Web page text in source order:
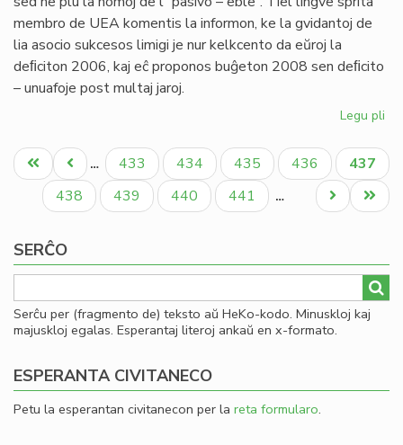
membro de UEA komentis la informon, ke la gvidantoj de
lia asocio sukcesos limigi je nur kelkcento da eŭroj la
deﬁciton 2006, kaj eĉ proponos buĝeton 2008 sen deﬁcito
– unuafoje post multaj jaroj.
Legu pli
Pagination
Unua
paĝo
Antaŭa
paĝo
… Paĝo
433 Paĝo
434 Paĝo
435 Paĝo
436
Aktuala
paĝo
437
Paĝo
438 Paĝo
439 Paĝo
440 Paĝo
441 …
Last
page
Next
page
SERĈO
Serĉu per (fragmento de) teksto aŭ HeKo-kodo. Minuskloj kaj
majuskloj egalas. Esperantaj literoj ankaŭ en x-formato.
ESPERANTA CIVITANECO
Petu la esperantan civitanecon per la reta formularo.